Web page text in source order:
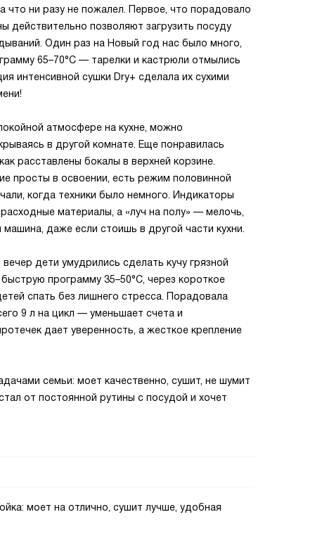
что ни разу не пожалел. Первое, что порадовало
действительно позволяют загрузить посуду
Один раз на Новый год нас было много,
65–70°С — тарелки и кастрюли отмылись
интенсивной сушки Dry+ сделала их сухими
атмосфере на кухне, можно
в другой комнате. Еще понравилась
расставлены бокалы в верхней корзине.
просты в освоении, есть режим половинной
когда техники было немного. Индикаторы
материалы, а «луч на полу» — мелочь,
даже если стоишь в другой части кухни.
дети умудрились сделать кучу грязной
программу 35–50°С, через короткое
спать без лишнего стресса. Порадовала
9 л на цикл — уменьшает счета и
дает уверенность, а жесткое крепление
семьи: моет качественно, сушит, не шумит
от постоянной рутины с посудой и хочет
моет на отлично, сушит лучше, удобная